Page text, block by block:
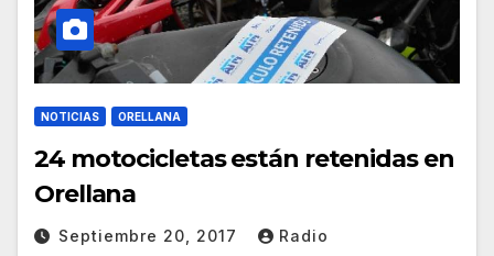
NOTICIAS ORELLANA
24 motocicletas están retenidas en
Orellana
Septiembre 20, 2017 Radio